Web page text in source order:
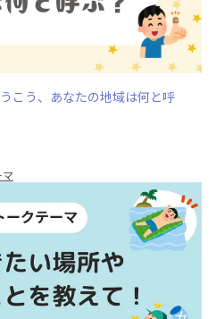
こう、あなたの地域は何と呼